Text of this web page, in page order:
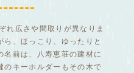
れ広さや間取りが異なりま
、ほっこり、ゆったりと
名前は、八寿恵荘の建材に
のキーホルダーもその木で